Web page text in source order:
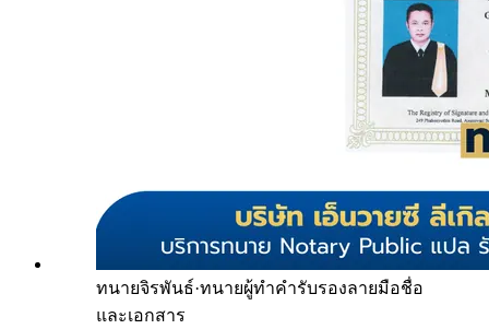
ทนายจิรพันธ์·ทนายผู้ทำคำรับรองลายมือชื่อ
และเอกสาร